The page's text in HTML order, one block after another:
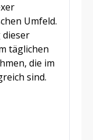
Umfeld.
täglichen
die im
sind.